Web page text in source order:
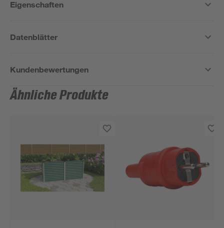
Eigenschaften
Datenblätter
Kundenbewertungen
Ähnliche Produkte